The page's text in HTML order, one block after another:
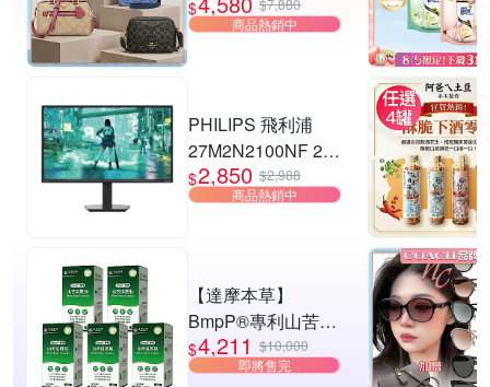
包 均一價
$
商品熱銷中
PHILIPS 飛利浦
27M2N2100NF 27
型 IPS FHD 144Hz
電競螢幕
$2,850 $2,988
商品熱銷中
【達摩本草】
BmpP®專利山苦瓜
胜肽x5盒(90顆/盒、
共450顆)
$4,211 $10,000
即將售完